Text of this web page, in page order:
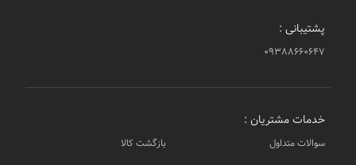
پشتیبانی :
۰۹۳۸۸۶۶۰۶۴۷
خدمات مشتریان :
سوالات متداول
بازگشت کالا